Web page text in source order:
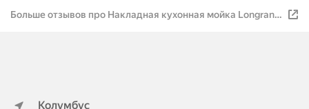
Больше отзывов про Накладная кухонная мойка Longran
Колумбус